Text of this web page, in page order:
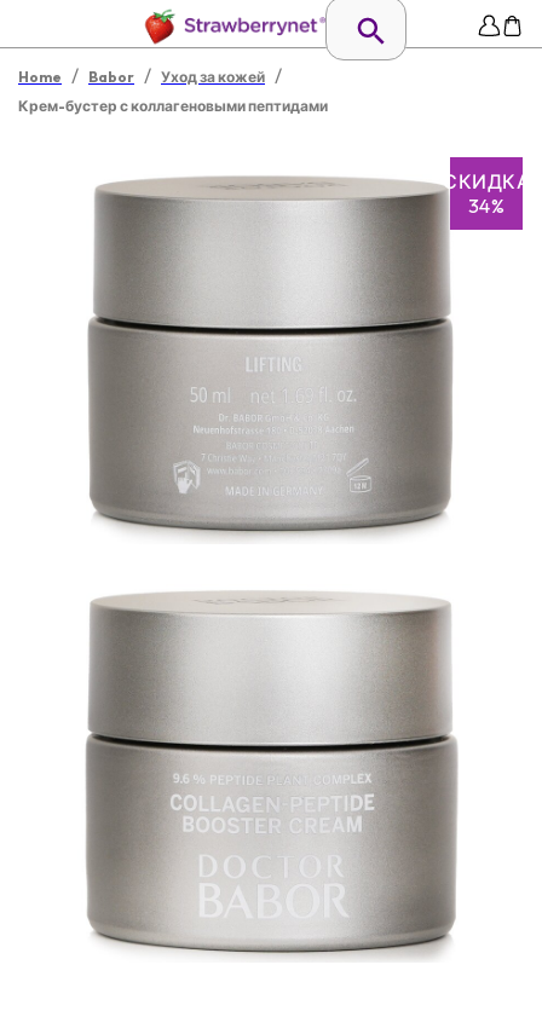
Home / Babor / Уход за кожей /
Крем-бустер с коллагеновыми пептидами
СКИДКА
34%